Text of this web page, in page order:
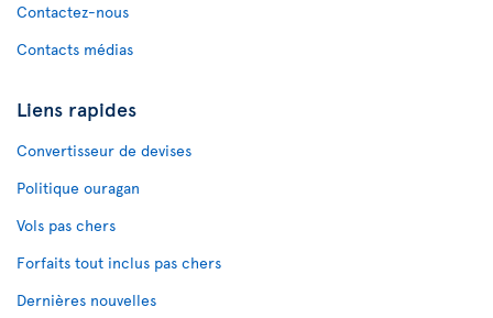
Contactez-nous
Contacts médias
Liens rapides
Convertisseur de devises
Politique ouragan
Vols pas chers
Forfaits tout inclus pas chers
Dernières nouvelles